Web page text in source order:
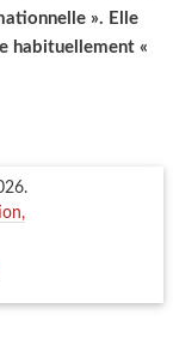
». Elle
habituellement «
.